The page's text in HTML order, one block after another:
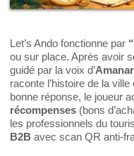
Let’s Ando fonctionne par
ou sur place. Après avoir
guidé par la voix d’Amanar
raconte l’histoire de la
bonne réponse, le joueur
récompenses (bons
les professionnels du
B2B avec scan QR